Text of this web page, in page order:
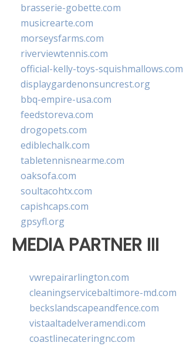
brasserie-gobette.com
musicrearte.com
morseysfarms.com
riverviewtennis.com
official-kelly-toys-squishmallows.com
displaygardenonsuncrest.org
bbq-empire-usa.com
feedstoreva.com
drogopets.com
ediblechalk.com
tabletennisnearme.com
oaksofa.com
soultacohtx.com
capishcaps.com
gpsyfl.org
MEDIA PARTNER III
vwrepairarlington.com
cleaningservicebaltimore-md.com
beckslandscapeandfence.com
vistaaltadelveramendi.com
coastlinecateringnc.com